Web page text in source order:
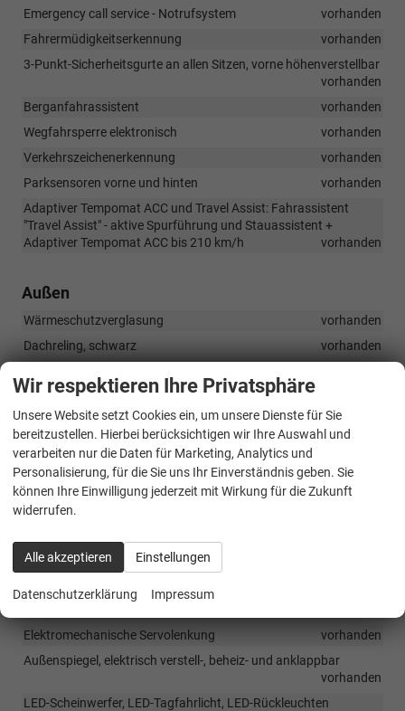
Emergency call service - Notrufsystem
vorhanden
Fahrermüdigkeitserkennung
vorhanden
3-Punkt-Sicherheitsgurte an allen Sitzen, vorne höhenverstellbar
vorhanden
Berganfahrassistent
vorhanden
Wegfahrsperre elektronisch
vorhanden
Verkehrszeichenerkennung
vorhanden
Parksensoren vorne und hinten
vorhanden
Adaptiver Tempomat ACC und Travel Assist: Fahrassistent
"Travel Assist" - aktive Spurführung und Stauassistent +
Adaptiver Tempomat ACC bis 210 km/h
vorhanden
Außen
Wärmeschutzverglasung
vorhanden
Dachreling, schwarz
vorhanden
Räder & Technik
Stahl-Reservenotrad inkl. Bordwerkzeug
Start-Stopp-System mit Bremsenergie-Rückgewinnung
vorhanden
OPF - Partikelfilter
Reifendruckkontrollsystem
Zentralverriegelung mit Funkfernbedienung (2 Klappschlüssel)
Elektromechanische Servolenkung
vorhanden
Außenspiegel, elektrisch verstell-, beheiz- und anklappbar
vorhanden
LED-Scheinwerfer, LED-Tagfahrlicht, LED-Rückleuchten
Wir respektieren Ihre Privatsphäre
Unsere Website setzt Cookies ein, um unsere Dienste für Sie
bereitzustellen. Hierbei berücksichtigen wir Ihre Auswahl und
verarbeiten nur die Daten für Marketing, Analytics und
Personalisierung, für die Sie uns Ihr Einverständnis geben. Sie
können Ihre Einwilligung jederzeit mit Wirkung für die Zukunft
widerrufen.
Alle akzeptieren Einstellungen
Datenschutzerklärung Impressum